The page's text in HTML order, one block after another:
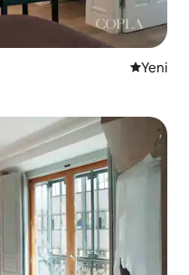
Yeni
Yeni